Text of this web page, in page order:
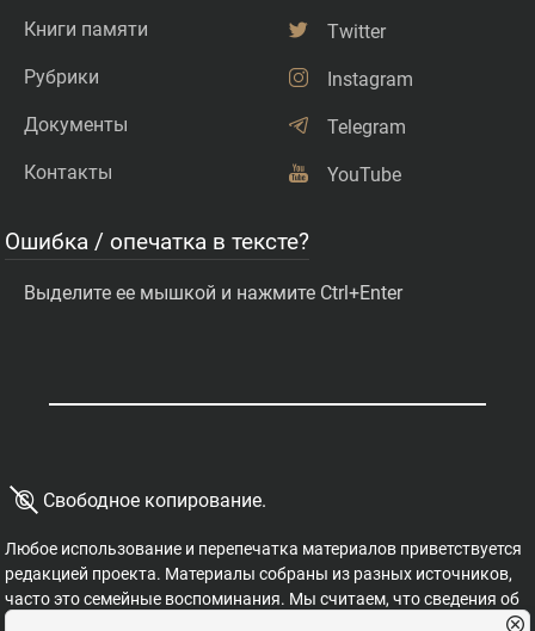
Книги памяти
Рубрики
Документы
Контакты
Twitter
Instagram
Telegram
YouTube
Ошибка / опечатка в тексте?
Выделите ее мышкой и нажмите Ctrl+Enter
© Свободное копирование.
Любое использование и перепечатка материалов приветствуется
редакцией проекта. Материалы собраны из разных источников,
часто это семейные воспоминания. Мы считаем, что сведения об
этих важных страницах истории должны быть свободными для